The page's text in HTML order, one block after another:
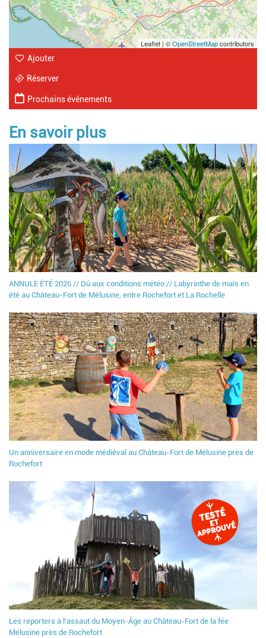
Leaflet | ©OpenStreetMapcontributors
Ajouter
Réserver
Prochains événements
En savoir plus
ANNULE ÉTÉ 2026 // Dû aux conditions météo // Labyrinthe de maïs en
été au Château-Fort de Mélusine, entre Rochefort et La Rochelle
Un anniversaire en mode médiéval au Château-Fort de Mélusine près de
Rochefort
Les reporters à l'assaut du Moyen-Âge au Château-Fort de la fée
Mélusine près de Rochefort